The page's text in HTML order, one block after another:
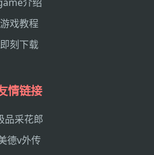
游戏教程
即刻下载
情链接
品采花郎
德v外传